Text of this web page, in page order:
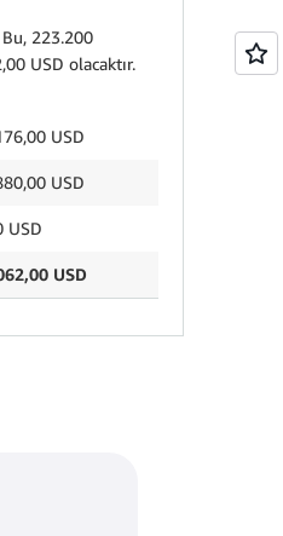
223.200
USD olacaktır.
USD
USD
USD
USD